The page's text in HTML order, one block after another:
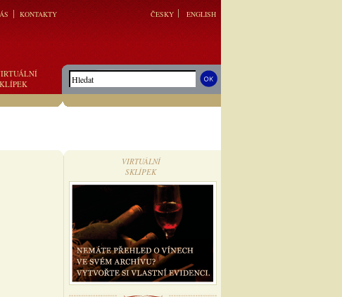
KONTAKTY ČESKY ENGLISH
VIRTUÁLNÍ
SKLÍPEK